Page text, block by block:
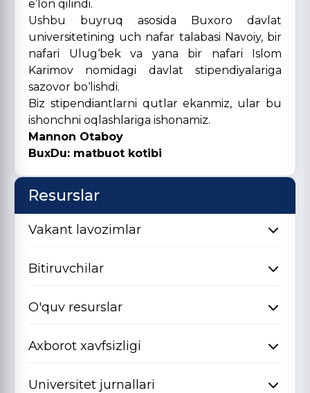
e’lon qilindi.
Ushbu buyruq asosida Buxoro davlat
universitetining uch nafar talabasi Navoiy, bir
nafari Ulug‘bek va yana bir nafari Islom
Karimov nomidagi davlat stipendiyalariga
sazovor bo‘lishdi.
Biz stipendiantlarni qutlar ekanmiz, ular bu
ishonchni oqlashlariga ishonamiz.
Mannon Otaboy
BuxDu: matbuot kotibi
Resurslar
Vakant lavozimlar
Bitiruvchilar
O'quv resurslar
Axborot xavfsizligi
Universitet jurnallari